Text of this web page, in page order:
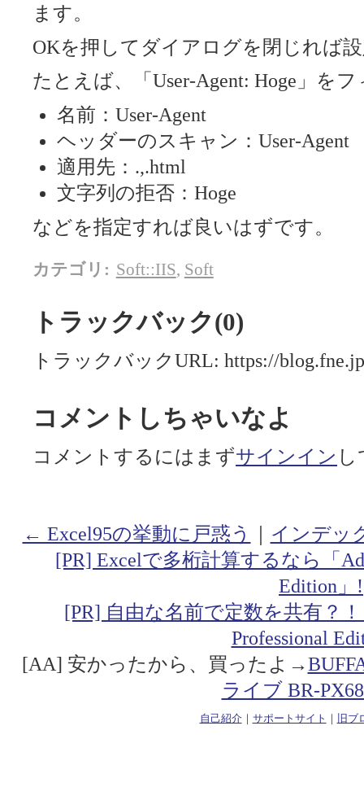
ます。
OKを押してダイアログを閉じれば
たとえば、「User-Agent: Hoge」を
名前：User-Agent
ヘッダーのスキャン：User-Agent
適用先：.,.html
文字列の拒否：Hoge
などを指定すれば良いはずです。
カテゴリ : Soft::IIS, Soft
トラックバック(0)
トラックバックURL: https://
コメントしちゃいなよ
コメントするにはまずサインイン
← Excel95の挙動に戸惑う ｜ インデッ
[PR] Excelで多桁計算するなら「
Edition」!
[PR] 自由な名前で定数を共有？
Professional
[AA] 安かったから、買ったよ→
ライブ BR-
自己紹介｜ サポートサイト ｜ 旧ブ